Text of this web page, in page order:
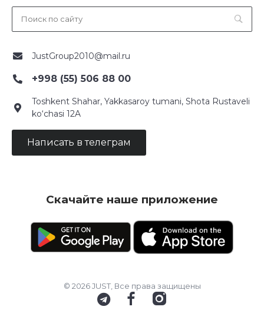
JustGroup2010@mail.ru
+998 (55) 506 88 00
Toshkent Shahar, Yakkasaroy tumani, Shota Rustaveli
ko‘chasi 12A
Написать в телеграм
Скачайте наше приложение
© 2026 JUST, Все права защищены